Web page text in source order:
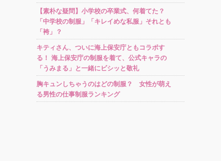
【素朴な疑問】小学校の卒業式、何着てた？
「中学校の制服」「キレイめな私服」それとも
「袴」？
キティさん、ついに海上保安庁ともコラボす
る！ 海上保安庁の制服を着て、公式キャラの
「うみまる」と一緒にビシッと敬礼
胸キュンしちゃうのはどの制服？ 女性が萌え
る男性の仕事制服ランキング